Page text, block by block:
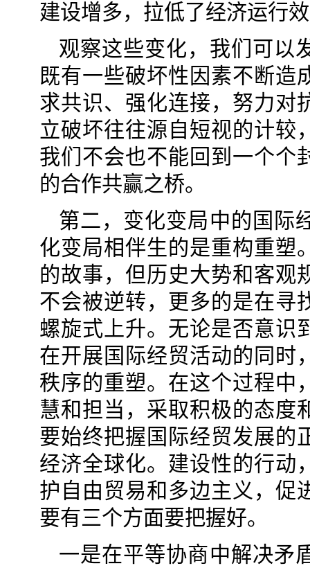
建设增多，拉低了经济运行
观察这些变化，我们可以
既有一些破坏性因素不断造
求共识、强化连接，努力对
立破坏往往源自短视的计较
我们不会也不能回到一个个
的合作共赢之桥。
第二，变化变局中的国际
化变局相伴生的是重构重塑
的故事，但历史大势和客观
不会被逆转，更多的是在寻
螺旋式上升。无论是否意识
在开展国际经贸活动的同时
秩序的重塑。在这个过程中
慧和担当，采取积极的态度
要始终把握国际经贸发展的
经济全球化。建设性的行动
护自由贸易和多边主义，促
要有三个方面要把握好。
一是在平等协商中解决矛